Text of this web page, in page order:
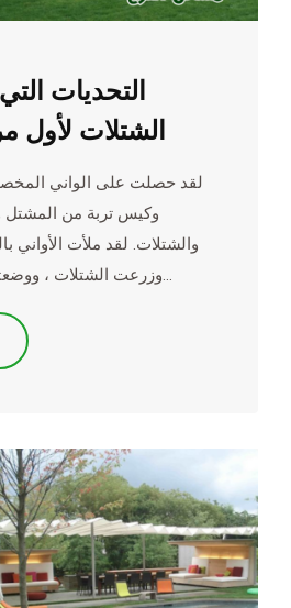
التحديات
الشتلات لأول
لقد حصلت على الواني
وكيس تربة من المشتل
والشتلات. لقد ملأت الأواني
وزرعت الشتلات ، ووضعتها على حافة النافذة…